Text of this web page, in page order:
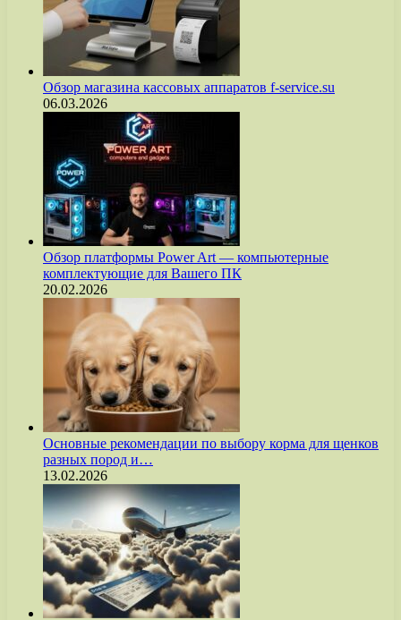
Обзор магазина кассовых аппаратов f-service.su
06.03.2026
Обзор платформы Power Art — компьютерные
комплектующие для Вашего ПК
20.02.2026
Основные рекомендации по выбору корма для щенков
разных пород и…
13.02.2026